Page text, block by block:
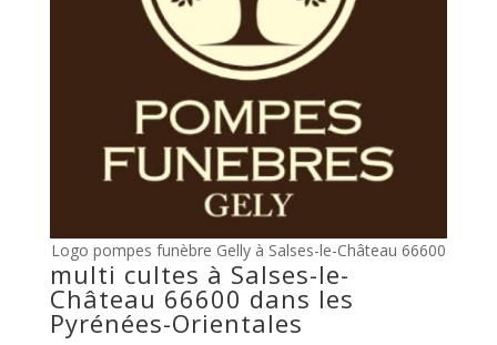
Logo pompes funèbre Gelly à Salses-le-Château 66600
multi cultes à Salses-le-
Château 66600 dans les
Pyrénées-Orientales